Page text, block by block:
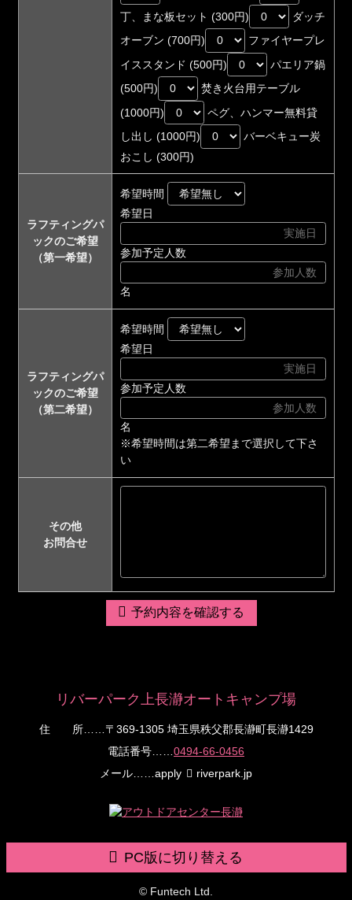
丁、まな板セット (300円)
ダッチ
オーブン (700円)
ファイヤープレ
イススタンド (500円)
パエリア鍋
(500円)
焚き火台用テーブル
(1000円)
ペグ、ハンマー無料貸
し出し (1000円)
バーベキュー炭
おこし (300円)
ラフティングパ
ックのご希望
（第一希望）
希望時間
希望日
参加予定人数
名
ラフティングパ
ックのご希望
（第二希望）
希望時間
希望日
参加予定人数
名
※希望時間は第二希望まで選択して下さ
い
その他
お問合せ
予約内容を確認する
リバーパーク上長瀞オートキャンプ場
住 所……〒369-1305 埼玉県秩父郡長瀞町長瀞1429
電話番号
0494-66-0456
メール……apply riverpark.jp
PC版に切り替える
© Funtech Ltd.